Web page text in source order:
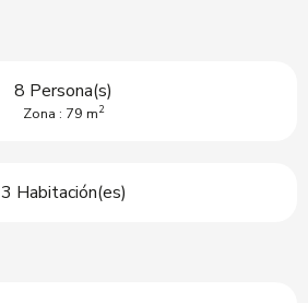
8 Persona(s)
Zona : 79 m2
3 Habitación(es)